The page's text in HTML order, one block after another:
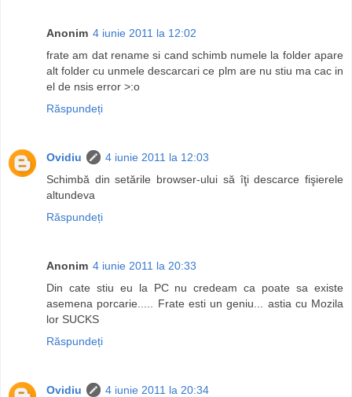
Anonim 4 iunie 2011 la 12:02
frate am dat rename si cand schimb numele la folder apare
alt folder cu unmele descarcari ce plm are nu stiu ma cac in
el de nsis error >:o
Răspundeți
Ovidiu
4 iunie 2011 la 12:03
Schimbă din setările browser-ului să îţi descarce fişierele
altundeva
Răspundeți
Anonim 4 iunie 2011 la 20:33
Din cate stiu eu la PC nu credeam ca poate sa existe
asemena porcarie..... Frate esti un geniu... astia cu Mozila
lor SUCKS
Răspundeți
Ovidiu
4 iunie 2011 la 20:34